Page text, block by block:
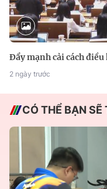
Đẩy mạnh cải cách
2 ngày trước
CÓ THỂ BẠN SẼ